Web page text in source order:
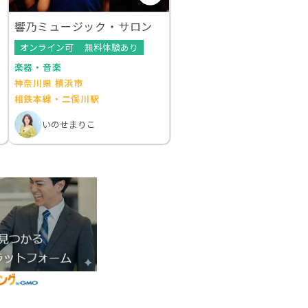
響乃ミュージック・サロン
オンライン可
無料体験あり
楽器・音楽
神奈川県 横浜市
相鉄本線・二俣川駅
いのせまりこ